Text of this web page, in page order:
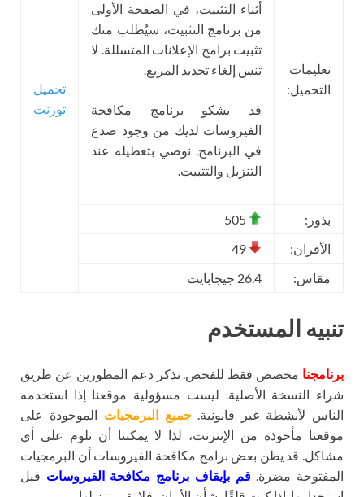
تحميل
تورنت
تعليمات
التحميل:
أثناء التثبيت، في الصفحة الأولى
من برنامج التثبيت، سيُطلب منك
تثبيت برامج الإعلانات المتسللة. لا
تنس إلغاء تحديد المربع.
قد يشكو برنامج مكافحة
الفيروسات لديك من وجود صدع
في البرنامج. نوصي بتعطيله عند
التنزيل والتثبيت.
بذور:
الأقران:
مقاس:
26.4 جيجابايت
تنبيه المستخدم
برنامجنا مخصص فقط للفحص. تذكر دعم المطورين عن طريق
شراء النسخة الأصلية. ليست مسؤولية موقعنا إذا استخدمه
الناس لأنشطة غير قانونية.جميع البرمجيات الموجودة على
موقعنا مأخوذة من الإنترنت، لذا لا يمكننا أن نلوم على أي
مشاكل. قد يظن بعض برامج مكافحة الفيروسات أن البرمجيات
المفتوحة مضرة.قم بإيقاف برنامج مكافحة الفيروسات قبل